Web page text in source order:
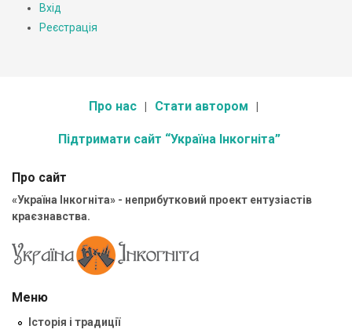
Вхід
Реєстрація
Про нас Стати автором
Підтримати сайт “Україна Інкогніта”
Про сайт
«Україна Інкогніта» - неприбутковий проект ентузіастів
краєзнавства.
Меню
Історія і традиції